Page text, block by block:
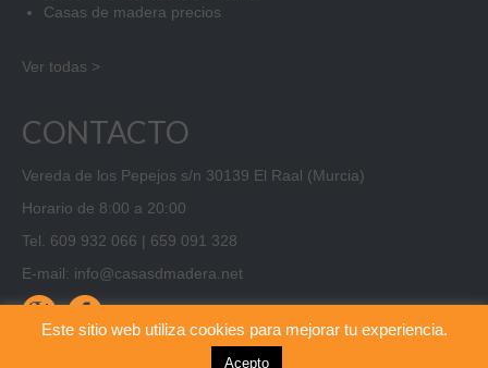
Casas de madera precios
Ver todas >
CONTACTO
Vereda de los Pepejos s/n 30139 El Raal (Murcia)
Horario de 8:00 a 20:00
Tel.
609 932 066 | 659 091 328
E-mail: info@casasdmadera.net
Este sitio web utiliza cookies para mejorar tu experiencia.
Acepto